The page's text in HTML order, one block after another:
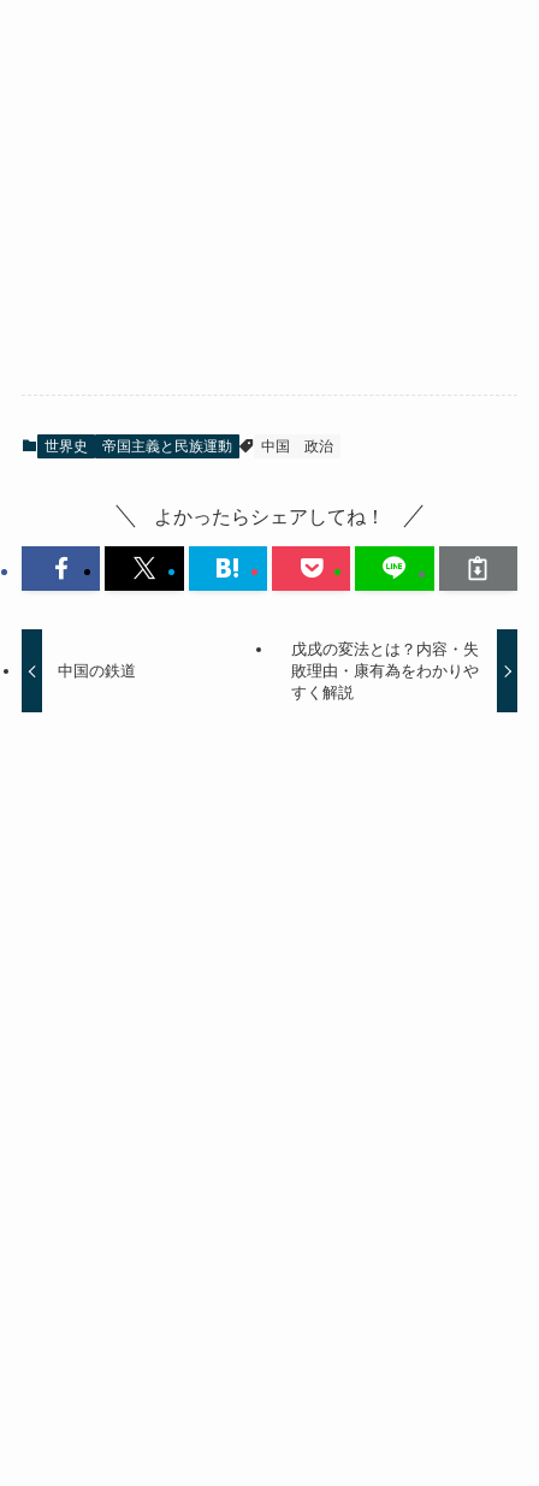
世界史 帝国主義と民族運動 中国 政治
よかったらシェアしてね！
中国の鉄道
戊戌の変法とは？内容・失
敗理由・康有為をわかりや
すく解説